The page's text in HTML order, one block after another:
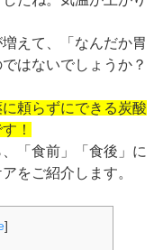
えて、「なんだか胃
はないでしょうか？
に頼らずにできる炭酸
！
「食前」「食後」に
をご紹介します。
]